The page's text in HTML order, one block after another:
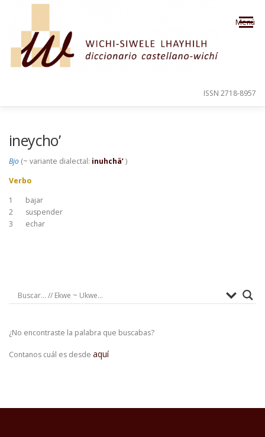
Saltar al contenido
Menú
ISSN 2718-8957
ineycho’
Bjo (~ variante dialectal: inuhchä’)
Verbo
1
bajar
2
suspender
3
echar
¿No encontraste la palabra que buscabas?
Contanos cuál es desde aquí